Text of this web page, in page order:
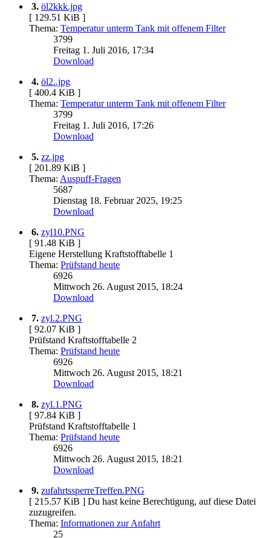
3. öl2kkk.jpg
[ 129.51 KiB ]
Thema: Temperatur unterm Tank mit offenem Filter
3799
Freitag 1. Juli 2016, 17:34
Download
4. öl2..jpg
[ 400.4 KiB ]
Thema: Temperatur unterm Tank mit offenem Filter
3799
Freitag 1. Juli 2016, 17:26
Download
5. zz.jpg
[ 201.89 KiB ]
Thema: Auspuff-Fragen
5687
Dienstag 18. Februar 2025, 19:25
Download
6. zyl10.PNG
[ 91.48 KiB ]
Eigene Herstellung Kraftstofftabelle 1
Thema: Prüfstand heute
6926
Mittwoch 26. August 2015, 18:24
Download
7. zyl.2.PNG
[ 92.07 KiB ]
Prüfstand Kraftstofftabelle 2
Thema: Prüfstand heute
6926
Mittwoch 26. August 2015, 18:21
Download
8. zyl.1.PNG
[ 97.84 KiB ]
Prüfstand Kraftstofftabelle 1
Thema: Prüfstand heute
6926
Mittwoch 26. August 2015, 18:21
Download
9. zufahrtssperreTreffen.PNG
[ 215.57 KiB ] Du hast keine Berechtigung, auf diese Datei
zuzugreifen.
Thema: Informationen zur Anfahrt
25